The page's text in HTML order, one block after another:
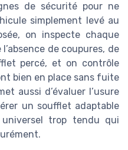
de sécurité pour ne
simplement levé au
on inspecte chaque
de coupures, de
percé, et on contrôle
bien en place sans fuite
aussi d’évaluer l’usure
un soufflet adaptable
trop tendu qui